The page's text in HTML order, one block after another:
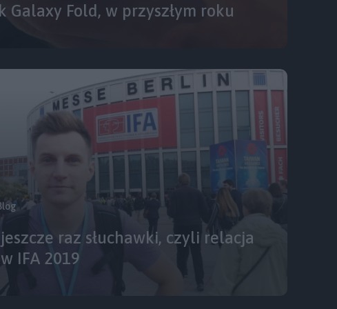
Galaxy Fold, w przyszłym roku
raz słuchawki, czyli relacja
IFA 2019